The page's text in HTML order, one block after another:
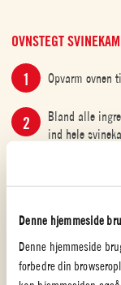
Denne hjemmeside
Denne hjemmeside
forbedre din
OVNSTEGT
Opvarm ovnen
Bland alle
ind hele
Kom kødet i
eller indtil
Vend stegen
Tag kødet ud